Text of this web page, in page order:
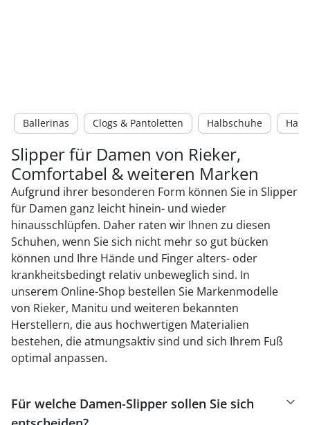
Ballerinas Clogs & Pantoletten Halbschuhe
Slipper für Damen von Rieker,
Comfortabel & weiteren Marken
Aufgrund ihrer besonderen Form können Sie in Slipper
für Damen ganz leicht hinein- und wieder
hinausschlüpfen. Daher raten wir Ihnen zu diesen
Schuhen, wenn Sie sich nicht mehr so gut bücken
können und Ihre Hände und Finger alters- oder
krankheitsbedingt relativ unbeweglich sind. In
unserem Online-Shop bestellen Sie Markenmodelle
von Rieker, Manitu und weiteren bekannten
Herstellern, die aus hochwertigen Materialien
bestehen, die atmungsaktiv sind und sich Ihrem Fuß
optimal anpassen.
Für welche Damen-Slipper sollen Sie sich